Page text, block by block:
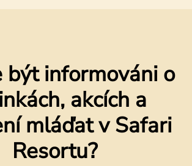
být informováni o
akcích a
mláďat v Safari
Resortu?